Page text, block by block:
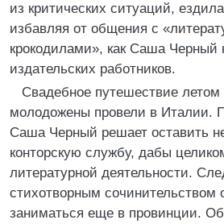
из критических ситуаций,
избавляя от общения с
крокодилами», как Саша Черный
издательских работников.
Свадебное путешествие летом
молодожены провели в Италии.
Саша Черный решает оставить
конторскую службу, дабы
литературной деятельности.
стихотворным сочинительством
заниматься еще в провинции. Об